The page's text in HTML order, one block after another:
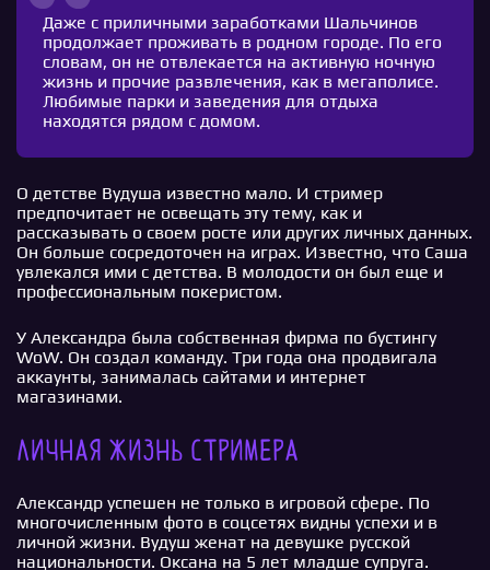
Даже с приличными заработками Шальчинов
продолжает проживать в родном городе. По его
словам, он не отвлекается на активную ночную
жизнь и прочие развлечения, как в мегаполисе.
Любимые парки и заведения для отдыха
находятся рядом с домом.
О детстве Вудуша известно мало. И стример
предпочитает не освещать эту тему, как и
рассказывать о своем росте или других личных данных.
Он больше сосредоточен на играх. Известно, что Саша
увлекался ими с детства. В молодости он был еще и
профессиональным покеристом.
У Александра была собственная фирма по бустингу
WoW. Он создал команду. Три года она продвигала
аккаунты, занималась сайтами и интернет
магазинами.
Личная жизнь стримера
Александр успешен не только в игровой сфере. По
многочисленным фото в соцсетях видны успехи и в
личной жизни. Вудуш женат на девушке русской
национальности. Оксана на 5 лет младше супруга.